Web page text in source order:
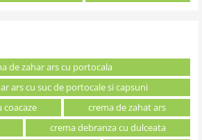
de zahar ars cu portocala
ars cu suc de portocale si capsuni
coacaze
crema de zahat ars
crema debranza cu dulceata